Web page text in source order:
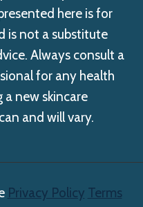
here is for
is not a substitute
Always consult a
for any health
new skincare
and will vary.
Privacy Policy Terms